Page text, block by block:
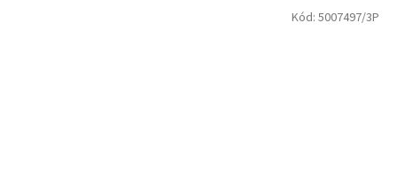
Kód: 5007497/3P